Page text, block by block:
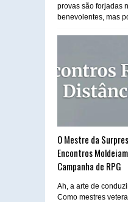
provas são forjadas
benevolentes, mas
O Mestre da
Encontros
Campanha de RPG
Ah, a arte de
Como mestres